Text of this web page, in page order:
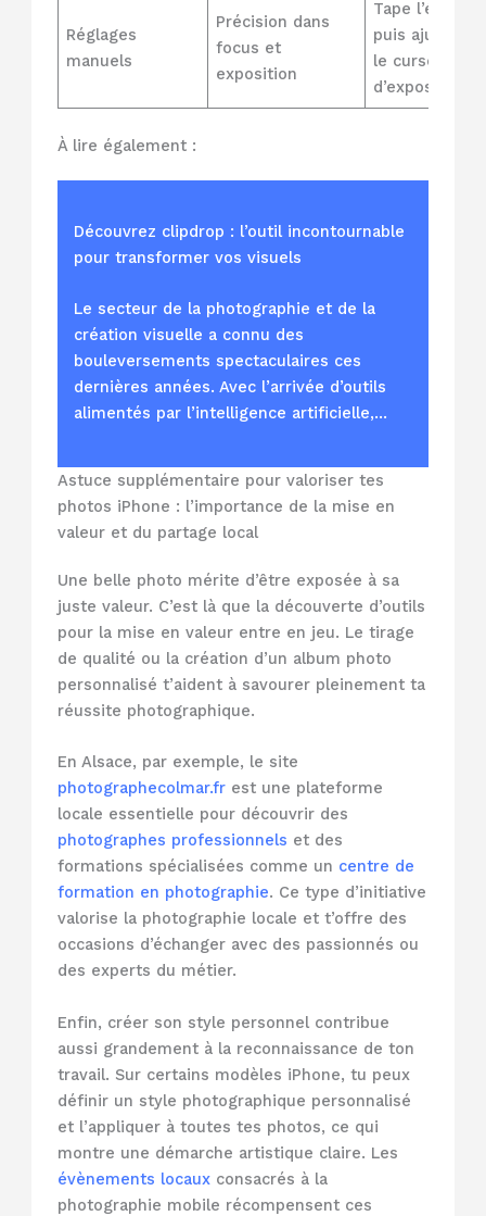
Réglages
manuels
Précision dans
focus et
exposition
Tape l’écran
puis ajuste
le curseur
d’exposition
À lire également :
Découvrez clipdrop : l’outil incontournable
pour transformer vos visuels
Le secteur de la photographie et de la
création visuelle a connu des
bouleversements spectaculaires ces
dernières années. Avec l’arrivée d’outils
alimentés par l’intelligence artificielle,…
Astuce supplémentaire pour valoriser tes
photos iPhone : l’importance de la mise en
valeur et du partage local
Une belle photo mérite d’être exposée à sa
juste valeur. C’est là que la découverte d’outils
pour la mise en valeur entre en jeu. Le tirage
de qualité ou la création d’un album photo
personnalisé t’aident à savourer pleinement ta
réussite photographique.
En Alsace, par exemple, le site
photographecolmar.fr est une plateforme
locale essentielle pour découvrir des
photographes professionnels et des
formations spécialisées comme un centre de
formation en photographie. Ce type d’initiative
valorise la photographie locale et t’offre des
occasions d’échanger avec des passionnés ou
des experts du métier.
Enfin, créer son style personnel contribue
aussi grandement à la reconnaissance de ton
travail. Sur certains modèles iPhone, tu peux
définir un style photographique personnalisé
et l’appliquer à toutes tes photos, ce qui
montre une démarche artistique claire. Les
évènements locaux consacrés à la
photographie mobile récompensent ces